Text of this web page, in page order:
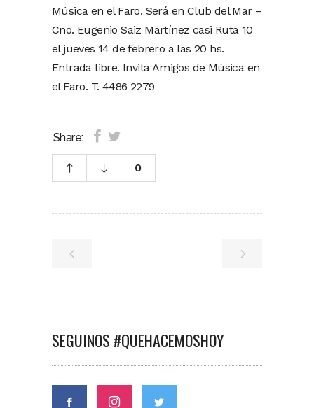
Música en el Faro. Será en Club del Mar –
Cno. Eugenio Saiz Martínez casi Ruta 10
el jueves 14 de febrero a las 20 hs.
Entrada libre. Invita Amigos de Música en
el Faro. T. 4486 2279
Share:
0
SEGUINOS #QUEHACEMOSHOY